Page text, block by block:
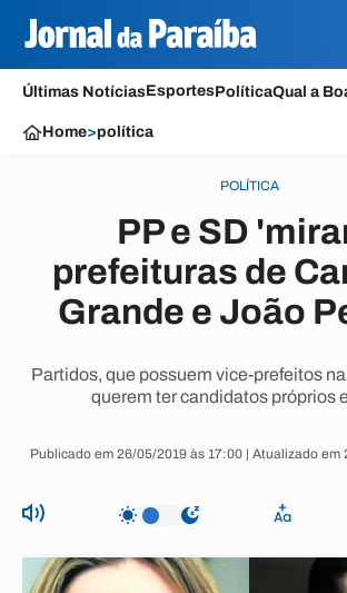
Últimas NotíciasEsportesPolíticaQual a
Home>política
POLÍTICA
PP e SD
prefeituras de
Grande e João
Partidos, que possuem vice-prefeitos
querem ter candidatos próprios
Publicado em 26/05/2019 às 17:00 | Atualizado em